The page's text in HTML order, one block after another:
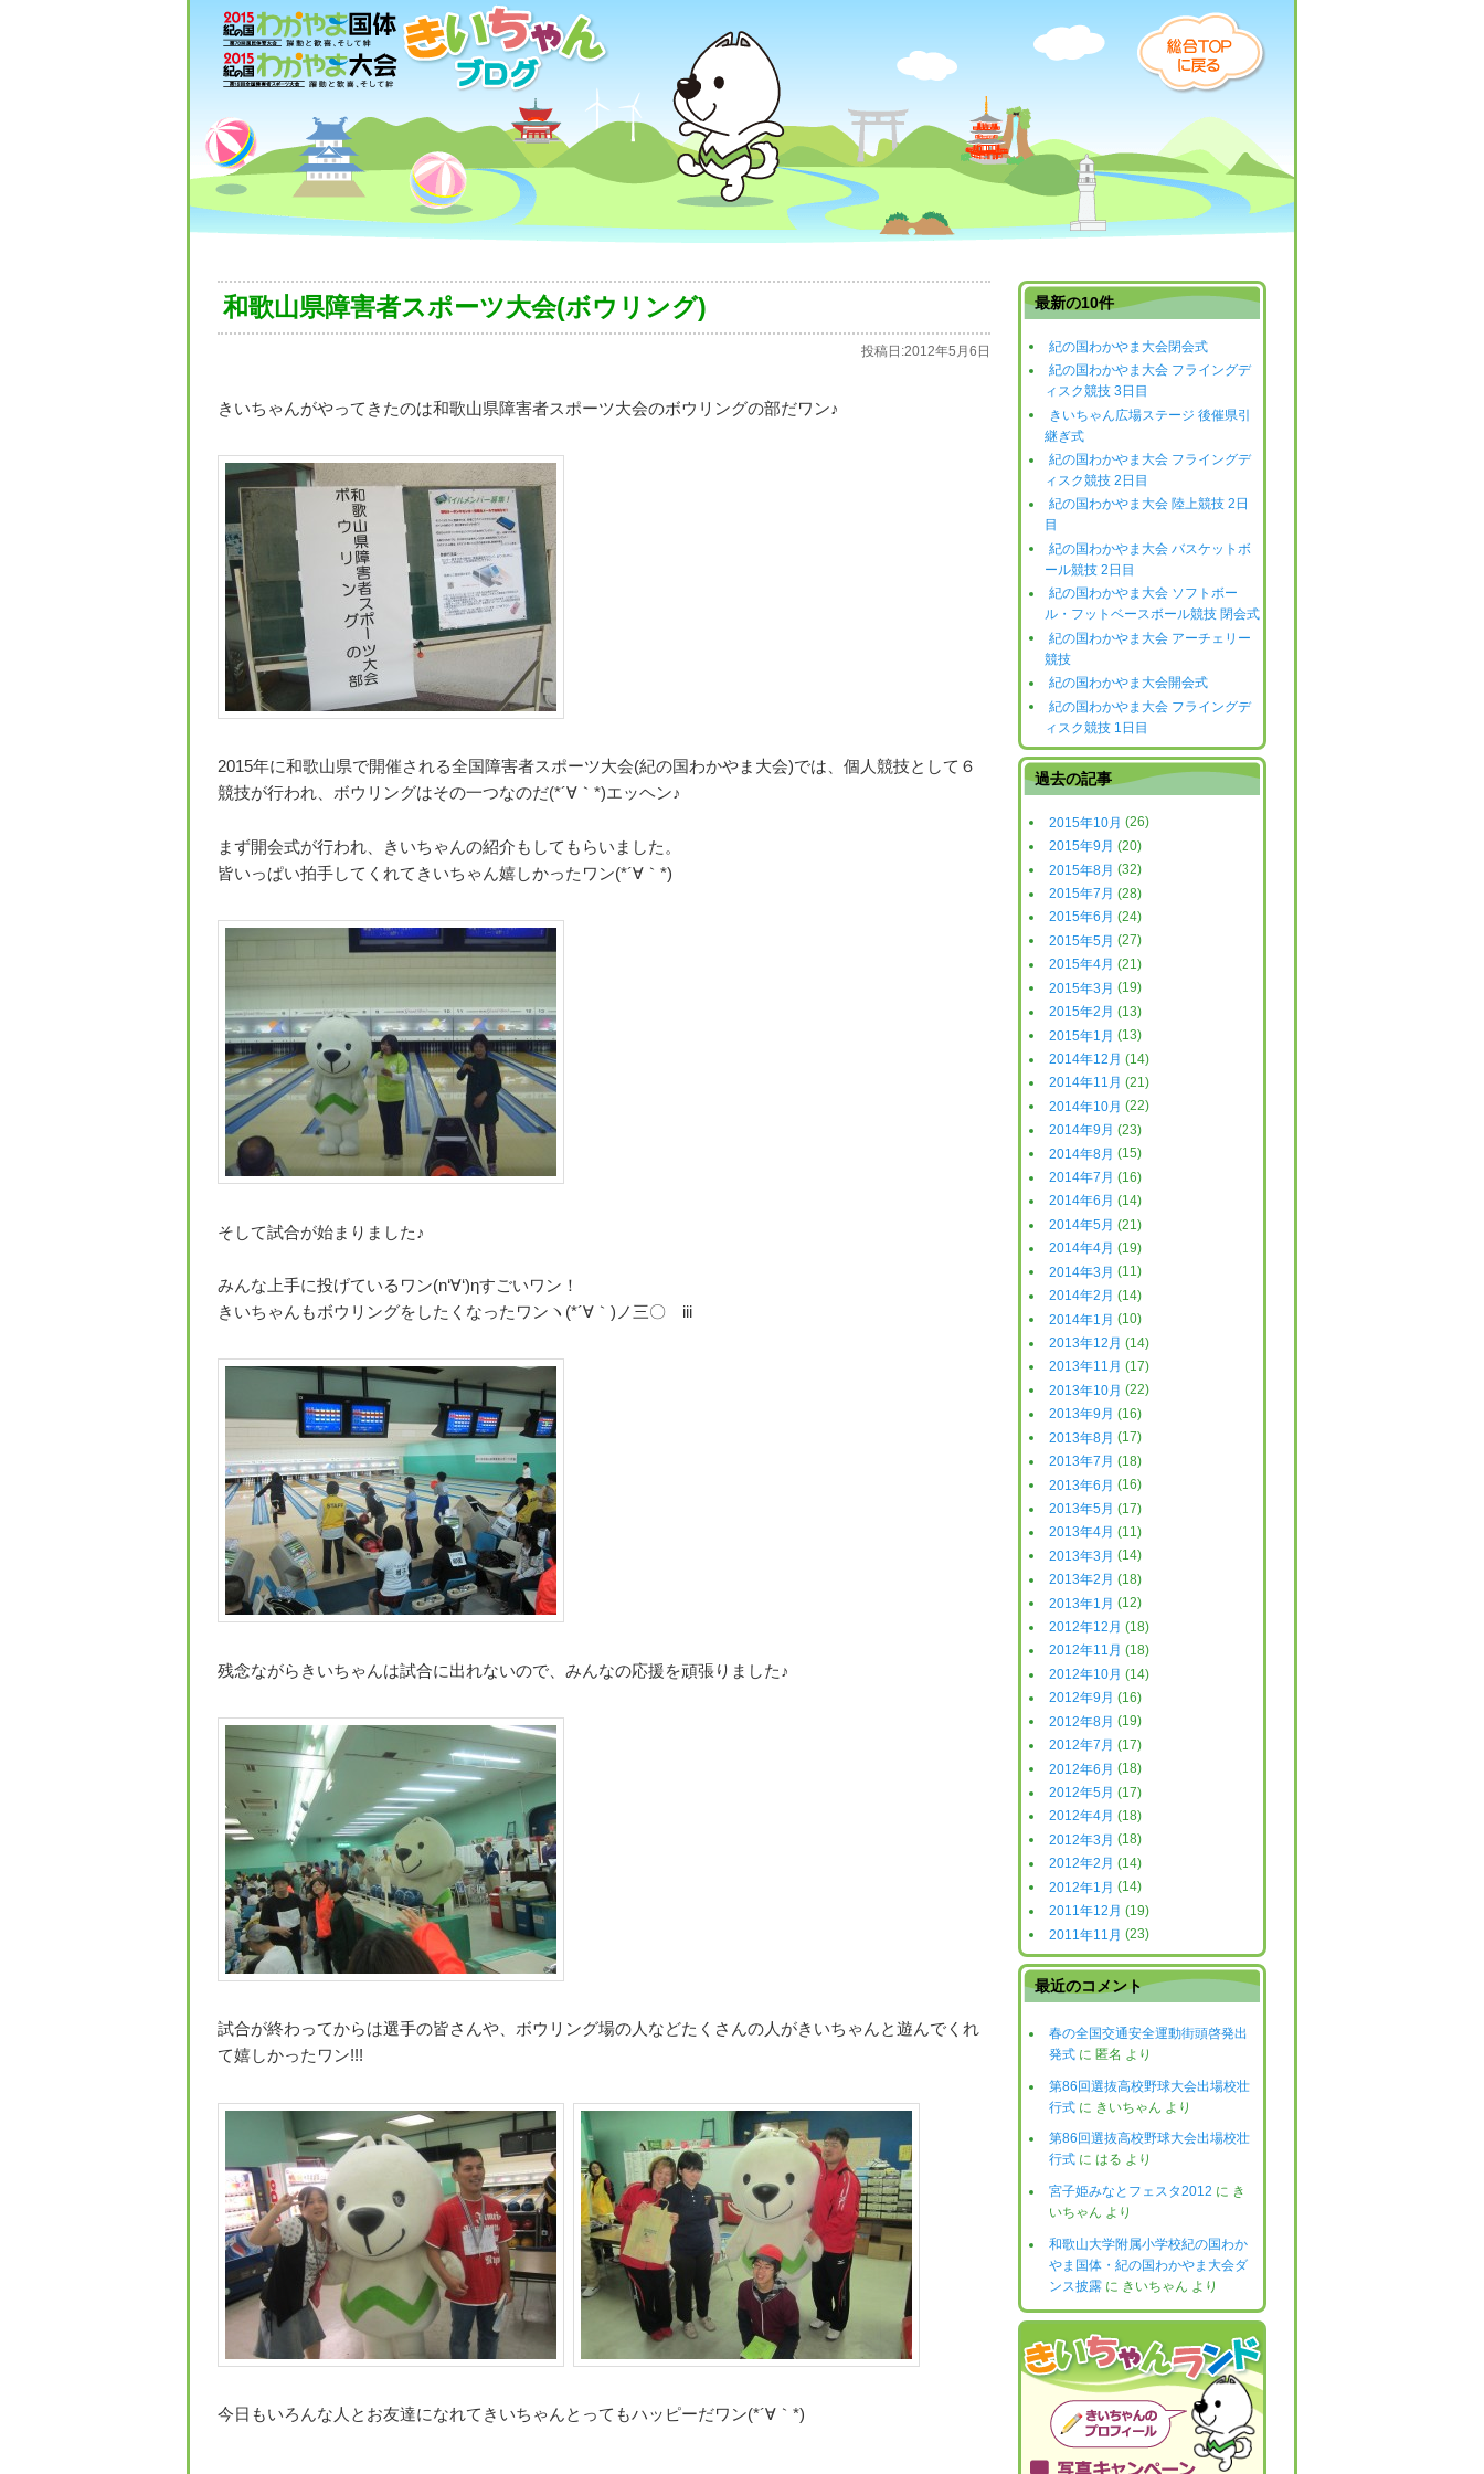
和歌山県障害者スポーツ大会(ボウリング)
投稿日:2012年5月6日
きいちゃんがやってきたのは和歌山県障害者スポーツ大会のボウリングの部だワン♪
2015年に和歌山県で開催される全国障害者スポーツ大会(紀の国わかやま大会)では、個人競技として６
競技が行われ、ボウリングはその一つなのだ(*´∀｀*)エッヘン♪
まず開会式が行われ、きいちゃんの紹介もしてもらいました。
皆いっぱい拍手してくれてきいちゃん嬉しかったワン(*´∀｀*)
そして試合が始まりました♪
みんな上手に投げているワン(n‘∀‘)ηすごいワン！
きいちゃんもボウリングをしたくなったワンヽ(*´∀｀)ノ三〇 iii
残念ながらきいちゃんは試合に出れないので、みんなの応援を頑張りました♪
試合が終わってからは選手の皆さんや、ボウリング場の人などたくさんの人がきいちゃんと遊んでくれ
て嬉しかったワン!!!
今日もいろんな人とお友達になれてきいちゃんとってもハッピーだワン(*´∀｀*)
最新の10件
紀の国わかやま大会閉会式
紀の国わかやま大会 フライングデ
ィスク競技 3日目
きいちゃん広場ステージ 後催県引
継ぎ式
紀の国わかやま大会 フライングデ
ィスク競技 2日目
紀の国わかやま大会 陸上競技 2日
目
紀の国わかやま大会 バスケットボ
ール競技 2日目
紀の国わかやま大会 ソフトボー
ル・フットベースボール競技 閉会式
紀の国わかやま大会 アーチェリー
競技
紀の国わかやま大会開会式
紀の国わかやま大会 フライングデ
ィスク競技 1日目
過去の記事
2015年10月 (26)
2015年9月 (20)
2015年8月 (32)
2015年7月 (28)
2015年6月 (24)
2015年5月 (27)
2015年4月 (21)
2015年3月 (19)
2015年2月 (13)
2015年1月 (13)
2014年12月 (14)
2014年11月 (21)
2014年10月 (22)
2014年9月 (23)
2014年8月 (15)
2014年7月 (16)
2014年6月 (14)
2014年5月 (21)
2014年4月 (19)
2014年3月 (11)
2014年2月 (14)
2014年1月 (10)
2013年12月 (14)
2013年11月 (17)
2013年10月 (22)
2013年9月 (16)
2013年8月 (17)
2013年7月 (18)
2013年6月 (16)
2013年5月 (17)
2013年4月 (11)
2013年3月 (14)
2013年2月 (18)
2013年1月 (12)
2012年12月 (18)
2012年11月 (18)
2012年10月 (14)
2012年9月 (16)
2012年8月 (19)
2012年7月 (17)
2012年6月 (18)
2012年5月 (17)
2012年4月 (18)
2012年3月 (18)
2012年2月 (14)
2012年1月 (14)
2011年12月 (19)
2011年11月 (23)
最近のコメント
春の全国交通安全運動街頭啓発出
発式に 匿名 より
第86回選抜高校野球大会出場校壮
行式に きいちゃん より
第86回選抜高校野球大会出場校壮
行式に はる より
宮子姫みなとフェスタ2012 に き
いちゃん より
和歌山大学附属小学校紀の国わか
やま国体・紀の国わかやま大会ダ
ンス披露に きいちゃん より